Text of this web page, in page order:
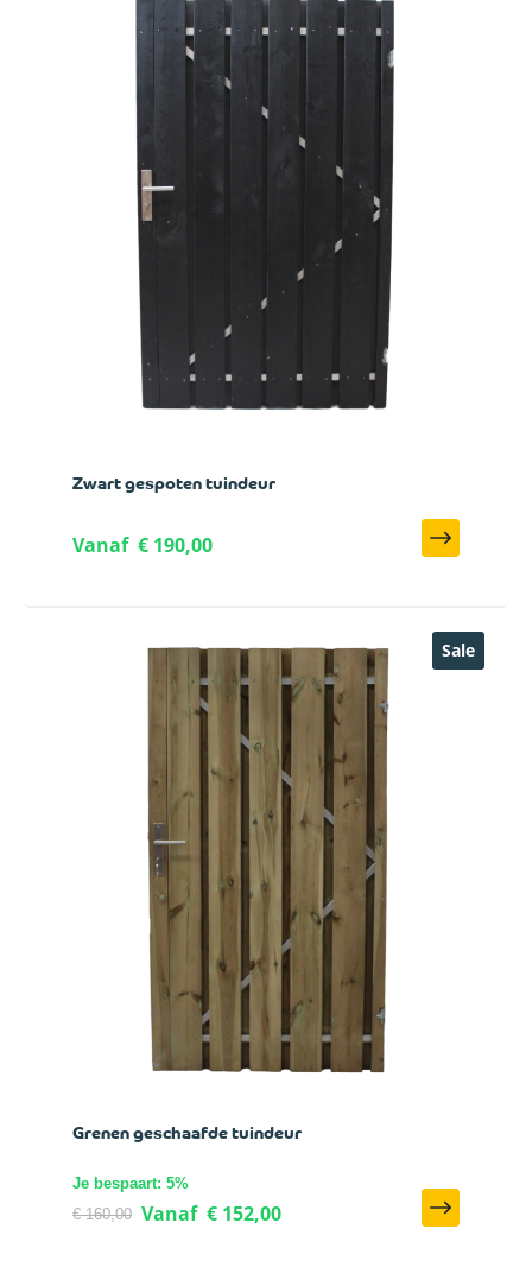
Zwart gespoten tuindeur
€ 190,00
Vanaf
Sale
Grenen geschaafde tuindeur
€ 152,00
Vanaf
€ 160,00
Je bespaart: 5%